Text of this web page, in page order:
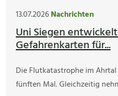
13.07.2026Nachrichten
Uni Siegen
Gefahrenkarten für...
Die Flutkatastrophe im
fünften Mal. Gleichzeitig